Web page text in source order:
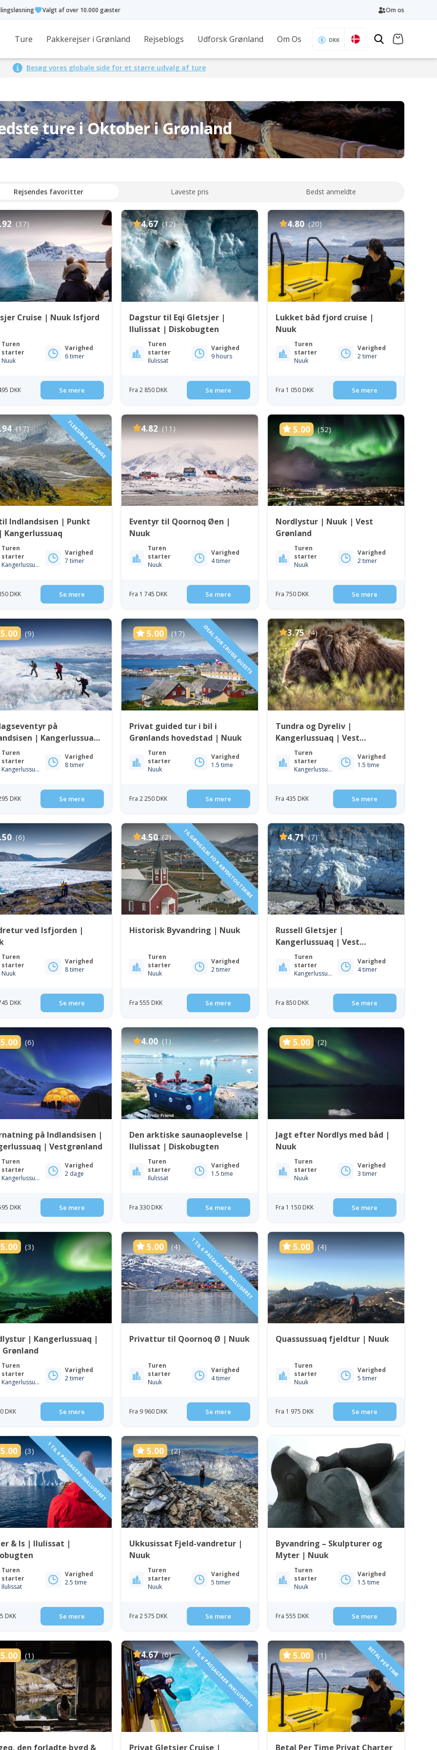
Valgt af over 10.000 gæster Om os
Ture Pakkerejser i Grønland Rejseblogs Udforsk Grønland Om Os DKK
Besøg vores globale side for et større udvalg af ture
ture i Oktober i Grønland
Rejsendes favoritter Laveste pris Bedst anmeldte
(37)
Cruise | Nuuk Isfjord
Turen
starter
Nuuk
Varighed
6 timer
DKK Se mere
4.67 (12)
Dagstur til Eqi Gletsjer |
Ilulissat | Diskobugten
Turen
starter
Ilulissat
Varighed
9 hours
Fra 2 850 DKK Se mere
4.80 (20)
Lukket båd fjord cruise |
Nuuk
Turen
starter
Nuuk
Varighed
2 timer
Fra 1 050 DKK Se mere
(17) FLEKSIBLE AFGANGE
Indlandsisen | Punkt
Kangerlussuaq
Turen
starter
Kangerlussuaq
Varighed
7 timer
DKK Se mere
4.82 (11)
Eventyr til Qoornoq Øen |
Nuuk
Turen
starter
Nuuk
Varighed
4 timer
Fra 1 745 DKK Se mere
5.00 (52)
Nordlystur | Nuuk | Vest
Grønland
Turen
starter
Nuuk
Varighed
2 timer
Fra 750 DKK Se mere
5.00 (9)
på
| Kangerlussuaq
Grønland
Turen
starter
Kangerlussuaq
Varighed
8 timer
DKK Se mere
5.00 (17) IDEAL FOR CRUISE GUESTS
Privat guided tur i bil i
Grønlands hovedstad | Nuuk
Turen
starter
Nuuk
Varighed
1.5 time
Fra 2 250 DKK Se mere
3.75 (4)
Tundra og Dyreliv |
Kangerlussuaq | Vest
Grønland
Turen
starter
Kangerlussuaq
Varighed
1.5 time
Fra 435 DKK Se mere
(6)
ved Isfjorden |
Turen
starter
Nuuk
Varighed
8 timer
DKK Se mere
4.50 (2) TILGÆNGELIG FOR KRYDSTOGTSKIBE
Historisk Byvandring | Nuuk
Turen
starter
Nuuk
Varighed
2 timer
Fra 555 DKK Se mere
4.71 (7)
Russell Gletsjer |
Kangerlussuaq | Vest
Grønland
Turen
starter
Kangerlussuaq
Varighed
4 timer
Fra 850 DKK Se mere
5.00 (6)
på Indlandsisen |
| Vestgrønland
Turen
starter
Kangerlussuaq
Varighed
2 dage
DKK Se mere
4.00 (1)
Den arktiske saunaoplevelse |
Ilulissat | Diskobugten
Turen
starter
Ilulissat
Varighed
1.5 time
Fra 330 DKK Se mere
5.00 (2)
Jagt efter Nordlys med båd |
Nuuk
Turen
starter
Nuuk
Varighed
3 timer
Fra 1 150 DKK Se mere
5.00 (3)
| Kangerlussuaq |
Grønland
Turen
starter
Kangerlussuaq
Varighed
2 timer
DKK Se mere
5.00 (4) 1 TIL 6 PASSAGERER INKLUDERET
Privattur til Qoornoq Ø | Nuuk
Turen
starter
Nuuk
Varighed
4 timer
Fra 9 960 DKK Se mere
5.00 (4)
Quassussuaq fjeldtur | Nuuk
Turen
starter
Nuuk
Varighed
5 timer
Fra 1 975 DKK Se mere
5.00 (3) 1 TIL 6 PASSAGERE INKLUDERET
& Is | Ilulissat |
Turen
starter
Ilulissat
Varighed
2.5 time
DKK Se mere
5.00 (2)
Ukkusissat Fjeld-vandretur |
Nuuk
Turen
starter
Nuuk
Varighed
5 timer
Fra 2 575 DKK Se mere
Byvandring – Skulpturer og
Myter | Nuuk
Turen
starter
Nuuk
Varighed
1.5 time
Fra 555 DKK Se mere
5.00 (1)
den forladte bygd &
4.67 (6) 1 TIL 6 PASSAGERER INKLUDERET
Privat Gletsjer Cruise |
5.00 (1) BETAL PER TIME
Betal Per Time Privat Charter